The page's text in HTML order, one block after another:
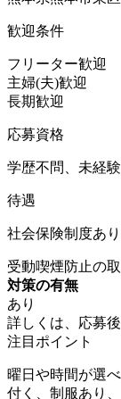
歓迎条件
フリーター歓迎
主婦(夫)歓迎
長期歓迎
応募資格
学歴不問、未経
待遇
社会保険制度あり
受動喫煙防止の
対策の有無
あり
詳しくは、応募
注目ポイント
曜日や時間が選
付く、制服あり